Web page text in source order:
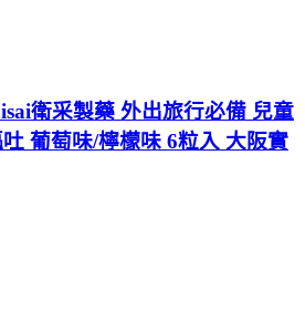
衛采製藥 外出旅行必備 兒童
葡萄味/檸檬味 6粒入 大阪實